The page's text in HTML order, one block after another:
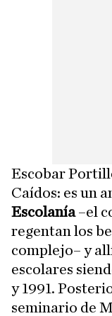
Escobar
Caídos: es un
Escolanía–el
regentan los
complejo– y
escolares
y 1991.
seminario de